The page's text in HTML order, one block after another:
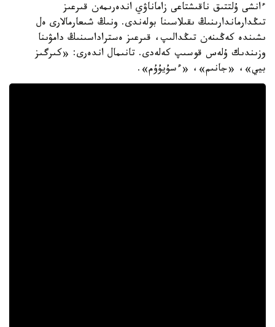
ءانشى ۇلتتىق ناقىشتاعى زاماناۋي اندەرىمەن قىرعىز
تىڭدارماندارىنىڭ ىقىلاسىنا بولەندى. ونىڭ شىعارمالارى ەل
ىشىندە كەڭىنەن تىڭدالىپ، قىرعىز ەستراداسىنىڭ دامۋىنا
وزىندىك ۇلەس قوسىپ كەلەدى. تانىمال اندەرى: «كىرگىز
بيي»، «جانىم»، «ءسۇيۇۇم».